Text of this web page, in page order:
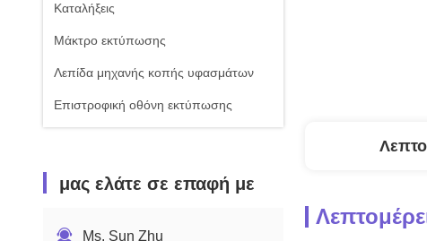
Καταλήξεις
Μάκτρο εκτύπωσης
Λεπίδα μηχανής κοπής υφασμάτων
Επιστροφική οθόνη εκτύπωσης
μας ελάτε σε επαφή με
Ms. Sun Zhu